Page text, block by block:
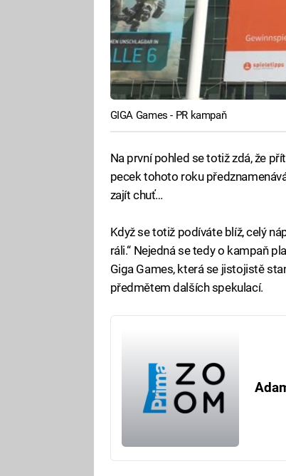
GIGA Games - PR kampaň
Na první pohled se totiž zdá, že
pecek tohoto roku
zajít chuť…
Když se totiž podíváte blíž, celý
ráli.“ Nejedná se tedy o kampaň
Giga Games, která se jistojistě
předmětem dalších spekulací.